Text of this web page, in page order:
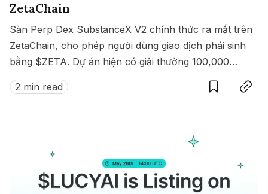
ZetaChain
Sàn Perp Dex SubstanceX V2 chính thức ra mắt trên
ZetaChain, cho phép người dùng giao dịch phái sinh
bằng $ZETA. Dự án hiện có giải thưởng 100,000
$ZETA diễn ra từ 8 đến 15/07/2025.
2 min read
SaveCopy link